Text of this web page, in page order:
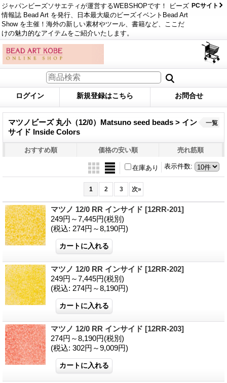
ジャパンビーズソサエティが運営するWEBSHOPです！ ビーズ
情報誌 Bead Art を発行、日本最大級のビーズイベントBead Art
Show を主催！海外の新しい素材やツール、書籍など、ここだ
けの魅力的なアイテムをご紹介いたします。
PCサイト
ログイン 新規登録はこちら お問合せ
マツノビーズ 丸小（12/0）Matsuno seed beads > イン
サイド Inside Colors
一覧
おすすめ順 価格の安い順 売れ筋順
表示件数:
在庫あり
1 2 3 次»
マツノ 12/0 RR インサイド [12RR-201]
249円～7,445円(税別)
(税込: 274円～8,190円)
マツノ 12/0 RR インサイド [12RR-202]
249円～7,445円(税別)
(税込: 274円～8,190円)
マツノ 12/0 RR インサイド [12RR-203]
274円～8,190円(税別)
(税込: 302円～9,009円)